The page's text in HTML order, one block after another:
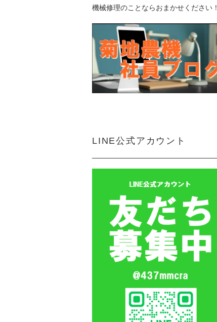
機械修理のことならおまかせください！
LINE公式アカウント